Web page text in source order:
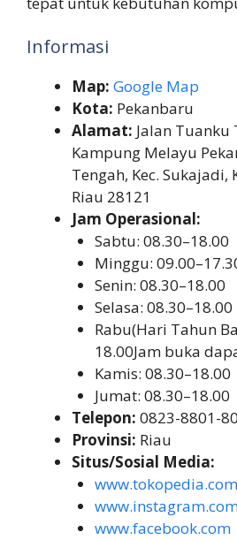
Informasi
Map: Google Map
Kota: Pekanbaru
Alamat: Jalan Tuanku
Kampung Melayu
Tengah, Kec. Sukajadi,
Riau 28121
Jam Operasional:
Sabtu: 08.30–18.00
Minggu:
Senin: 08.30–18.00
Selasa: 08.30–18.00
Rabu(Hari Tahun
18.00Jam buka
Kamis: 08.30–18.00
Jumat: 08.30–18.00
Telepon: 0823-8801-
Provinsi: Riau
Situs/Sosial Media:
www.tokopedia.com
www.facebook.com